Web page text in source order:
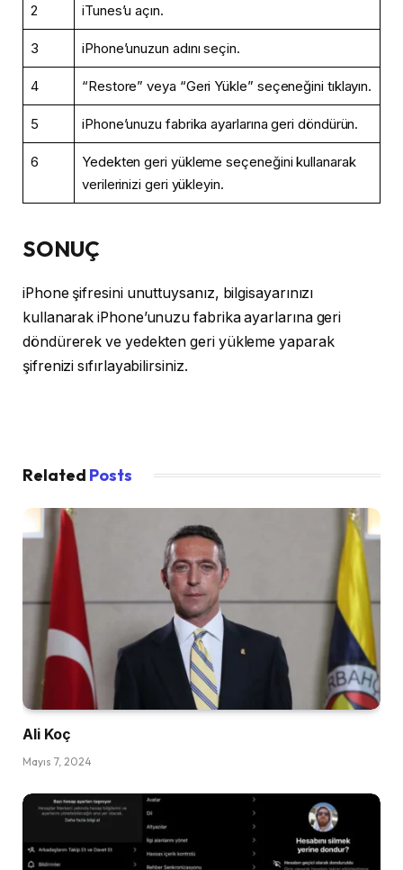
2 iTunes’u açın.
3 iPhone’unuzun adını seçin.
4 “Restore” veya “Geri Yükle” seçeneğini tıklayın.
5 iPhone’unuzu fabrika ayarlarına geri döndürün.
6
Yedekten geri yükleme seçeneğini kullanarak
verilerinizi geri yükleyin.
SONUÇ
iPhone şifresini unuttuysanız, bilgisayarınızı
kullanarak iPhone’unuzu fabrika ayarlarına geri
döndürerek ve yedekten geri yükleme yaparak
şifrenizi sıfırlayabilirsiniz.
Related Posts
Ali Koç
Mayıs 7, 2024